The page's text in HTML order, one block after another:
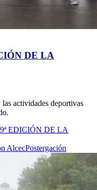
DE LA
actividades deportivas
EDICIÓN DE LA
AlcecPostergación